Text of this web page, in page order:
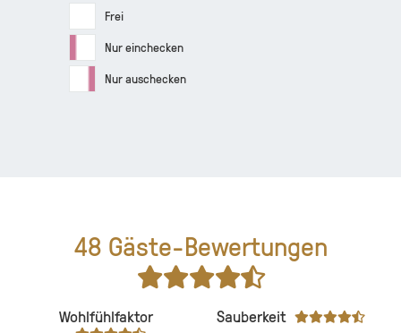
Frei
Nur einchecken
Nur auschecken
48 Gäste-Bewertungen
Wohlfühlfaktor
Sauberkeit